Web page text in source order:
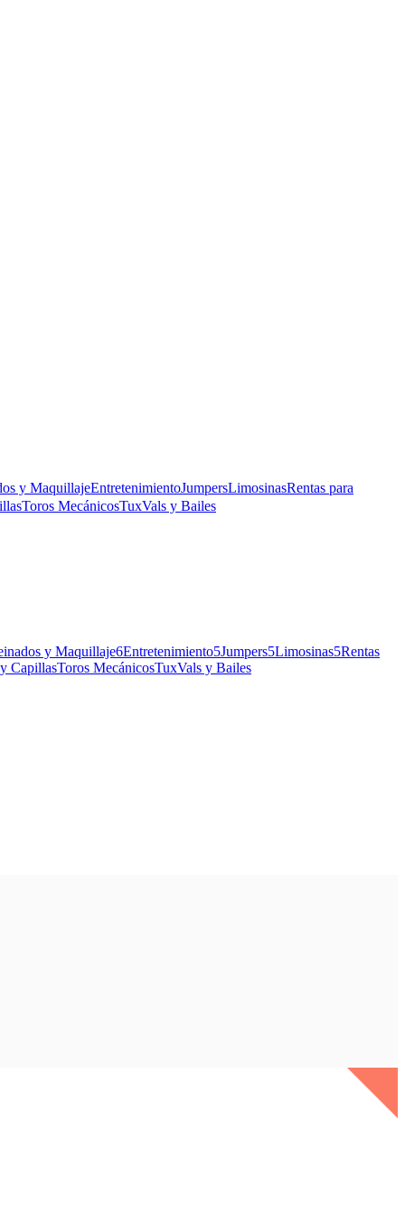
y MaquillajeEntretenimientoJumpersLimosinasRentas para
Toros MecánicosTuxVals y Bailes
y Maquillaje6Entretenimiento5Jumpers5Limosinas5Rentas
CapillasToros MecánicosTuxVals y Bailes